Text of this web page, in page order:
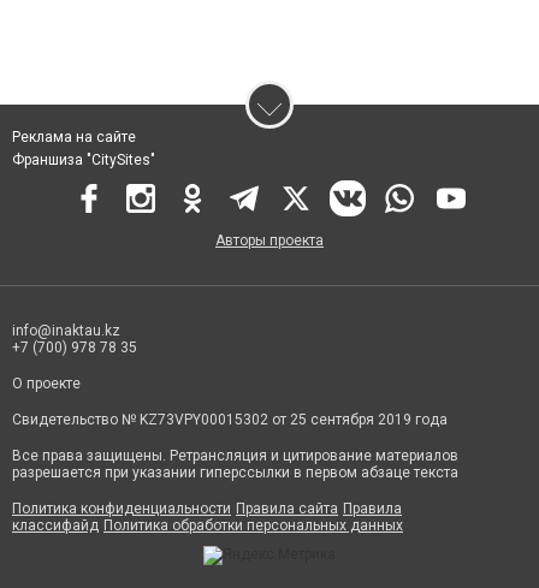
Реклама на сайте
Франшиза "CitySites"
Авторы проекта
info@inaktau.kz
+7 (700) 978 78 35
О проекте
Свидетельство № KZ73VPY00015302 от 25 сентября 2019 года
Все права защищены. Ретрансляция и цитирование материалов
разрешается при указании гиперссылки в первом абзаце текста
Политика конфиденциальности Правила сайта Правила
классифайд Политика обработки персональных данных